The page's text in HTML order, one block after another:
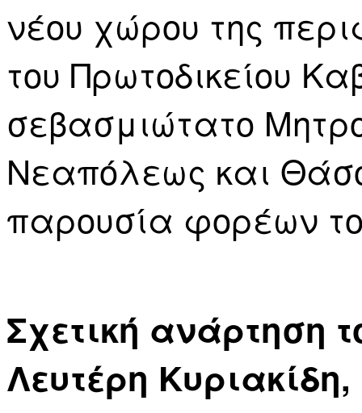
νέου χώρου της
του Πρωτοδικείου
σεβασμιώτατο
Νεαπόλεως και
παρουσία φορέων
Σχετική ανάρτηση
Λευτέρη